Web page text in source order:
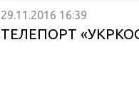
29.11.2016 16:39
ТЕЛЕПОРТ